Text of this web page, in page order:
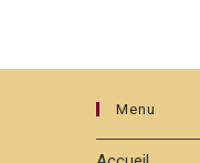
Menu